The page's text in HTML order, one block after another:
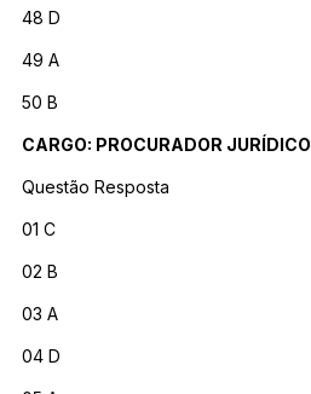
48 D
49 A
50 B
CARGO: PROCURADOR JURÍDICO
Questão Resposta
01 C
02 B
03 A
04 D